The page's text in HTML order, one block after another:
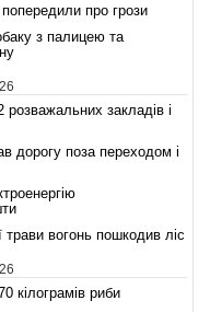
про грози
з палицею та
розважальних закладів і
дорогу поза переходом і
вогонь пошкодив ліс
кілограмів риби